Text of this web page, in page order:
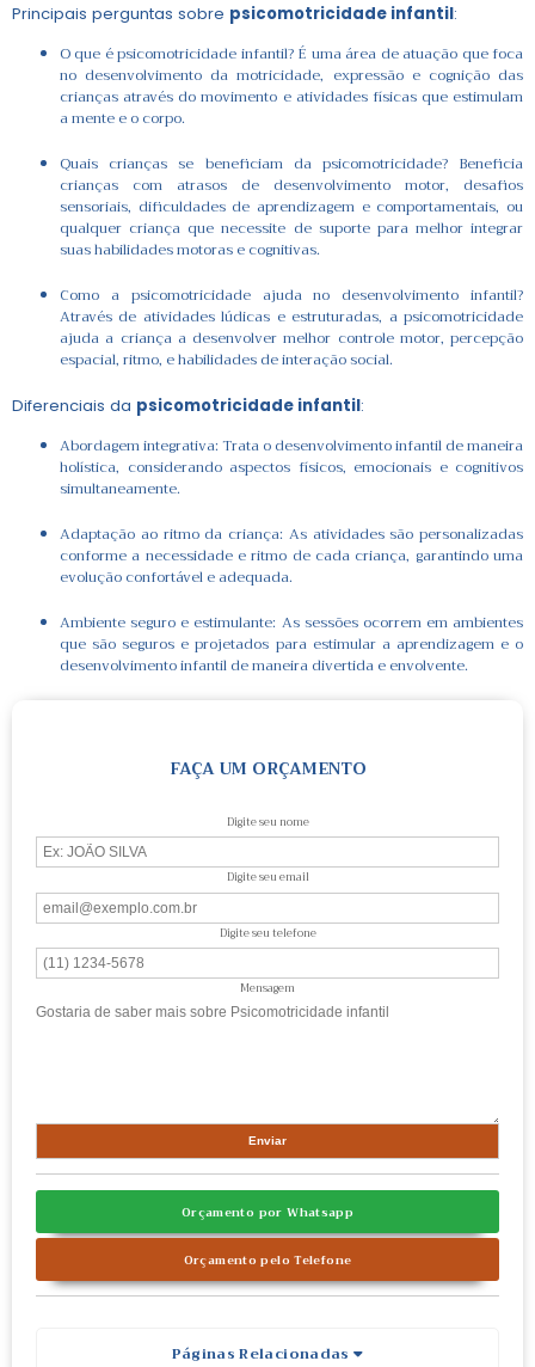
Principais perguntas sobre psicomotricidade infantil:
O que é psicomotricidade infantil? É uma área de atuação que foca
no desenvolvimento da motricidade, expressão e cognição das
crianças através do movimento e atividades físicas que estimulam
a mente e o corpo.
Quais crianças se beneficiam da psicomotricidade? Beneficia
crianças com atrasos de desenvolvimento motor, desafios
sensoriais, dificuldades de aprendizagem e comportamentais, ou
qualquer criança que necessite de suporte para melhor integrar
suas habilidades motoras e cognitivas.
Como a psicomotricidade ajuda no desenvolvimento infantil?
Através de atividades lúdicas e estruturadas, a psicomotricidade
ajuda a criança a desenvolver melhor controle motor, percepção
espacial, ritmo, e habilidades de interação social.
Diferenciais da psicomotricidade infantil:
Abordagem integrativa: Trata o desenvolvimento infantil de maneira
holística, considerando aspectos físicos, emocionais e cognitivos
simultaneamente.
Adaptação ao ritmo da criança: As atividades são personalizadas
conforme a necessidade e ritmo de cada criança, garantindo uma
evolução confortável e adequada.
Ambiente seguro e estimulante: As sessões ocorrem em ambientes
que são seguros e projetados para estimular a aprendizagem e o
desenvolvimento infantil de maneira divertida e envolvente.
FAÇA UM ORÇAMENTO
Digite seu nome
Digite seu email
Digite seu telefone
Mensagem
Orçamento por Whatsapp
Orçamento pelo Telefone
Páginas Relacionadas